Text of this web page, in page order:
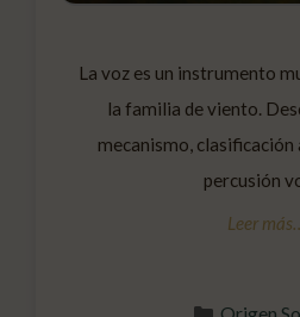
La voz es un instrumento
la familia de viento.
mecanismo, clasificación
percusión